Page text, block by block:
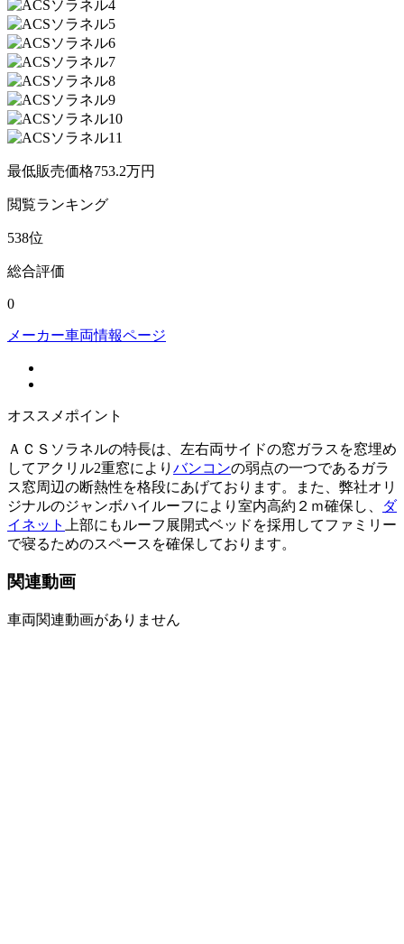
最低販売価格753.2万円
閲覧ランキング
538位
総合評価
0
メーカー車両情報ページ
オススメポイント
ＡＣＳソラネルの特長は、左右両サイドの窓ガラスを窓埋め
してアクリル2重窓により バンコンの弱点の一つであるガラ
ス窓周辺の断熱性を格段にあげております。また、弊社オリ
ジナルのジャンボハイルーフにより室内高約２ｍ確保し、
ダ
イネット
上部にもルーフ展開式ベッドを採用してファミリー
で寝るためのスペースを確保しております。
関連動画
車両関連動画がありません